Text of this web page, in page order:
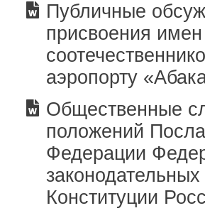
Публичные
присвоения
аэропорту
Общественные
положений
Федерации
Конституции